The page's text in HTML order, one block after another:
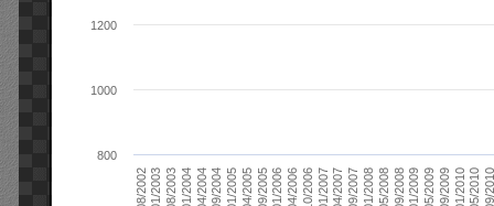
08/200201/200308/200301/200404/200409/200401/200504/200509/200501/200604/200610/200601/200704/200709/200701/200805/200809/200801/200905/200909/200901/201005/201009/
800
1000
1200